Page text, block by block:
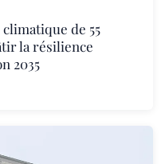
de 55
la résilience
2035